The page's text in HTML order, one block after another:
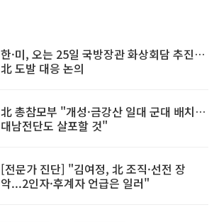
한·미, 오는 25일 국방장관 화상회담 추진…
北 도발 대응 논의
北 총참모부 "개성·금강산 일대 군대 배치…
대남전단도 살포할 것"
[전문가 진단] "김여정, 北 조직·선전 장
악...2인자·후계자 언급은 일러"